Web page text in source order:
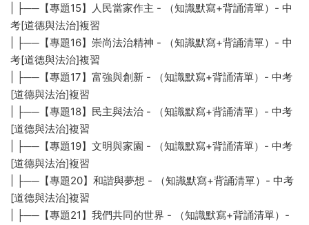
| ├──【專題15】人民當家作主 - （知識默寫+背誦清單）- 中
考[道德與法治]複習
| ├──【專題16】崇尚法治精神 - （知識默寫+背誦清單）- 中
考[道德與法治]複習
| ├──【專題17】富強與創新 - （知識默寫+背誦清單）- 中考
[道德與法治]複習
| ├──【專題18】民主與法治 - （知識默寫+背誦清單）- 中考
[道德與法治]複習
| ├──【專題19】文明與家園 - （知識默寫+背誦清單）- 中考
[道德與法治]複習
| ├──【專題20】和諧與夢想 - （知識默寫+背誦清單）- 中考
[道德與法治]複習
| ├──【專題21】我們共同的世界 - （知識默寫+背誦清單）-